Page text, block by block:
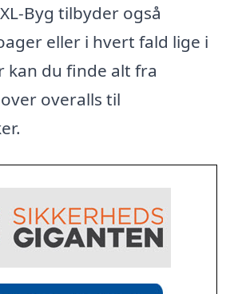
Byg tilbyder også
eller i hvert fald lige i
du finde alt fra
overalls til